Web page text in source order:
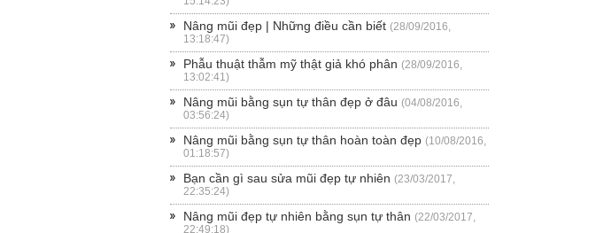
Nâng mũi đẹp | Những điều cần biết (28/09/2016,
13:18:47)
Phẫu thuật thẫm mỹ thật giả khó phân (28/09/2016,
13:02:41)
Nâng mũi bằng sụn tự thân đẹp ở đâu (04/08/2016,
03:56:24)
Nâng mũi bằng sụn tự thân hoàn toàn đẹp (10/08/2016,
01:18:57)
Bạn cần gì sau sửa mũi đẹp tự nhiên (23/03/2017,
22:35:24)
Nâng mũi đẹp tự nhiên bằng sụn tự thân (22/03/2017,
22:49:18)